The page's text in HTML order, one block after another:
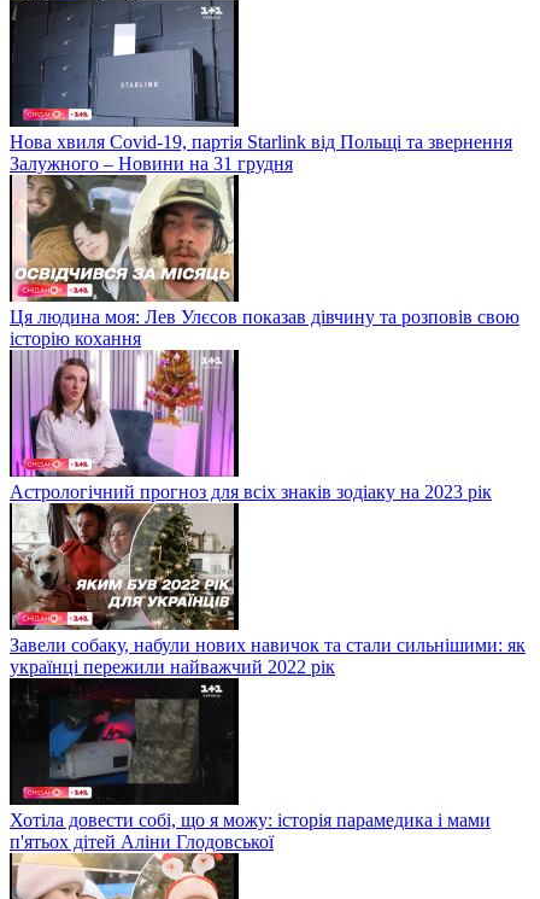
Нова хвиля Covid-19, партія Starlink від Польщі та звернення
Залужного – Новини на 31 грудня
Ця людина моя: Лев Улєсов показав дівчину та розповів свою
історію кохання
Астрологічний прогноз для всіх знаків зодіаку на 2023 рік
Завели собаку, набули нових навичок та стали сильнішими: як
українці пережили найважчий 2022 рік
Хотіла довести собі, що я можу: історія парамедика і мами
п'ятьох дітей Аліни Глодовської